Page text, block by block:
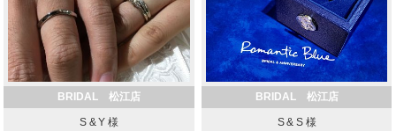
BRIDAL 松江店
S & Y 様
BRIDAL 松江店
S & S 様